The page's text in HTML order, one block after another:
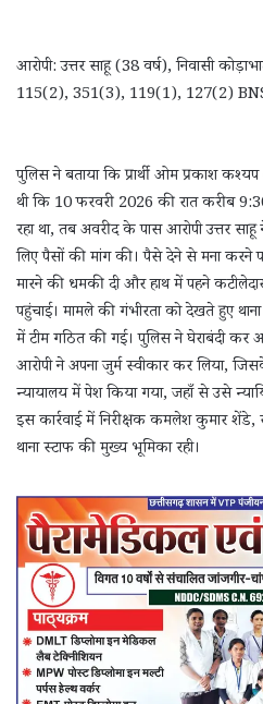
आरोपी: उत्तर साहू (38 वर्ष), निवासी
115(2), 351(3), 119(1), 127(2)
पुलिस ने बताया कि प्रार्थी ओम प्रकाश कश्यप
थी कि 10 फरवरी 2026 की रात करीब
रहा था, तब अवरीद के पास आरोपी उत्तर
लिए पैसों की मांग की। पैसे देने से मना करने
मारने की धमकी दी और हाथ में पहने
पहुंचाई। मामले की गंभीरता को देखते हुए
में टीम गठित की गई। पुलिस ने घेराबंदी कर
आरोपी ने अपना जुर्म स्वीकार कर लिया,
न्यायालय में पेश किया गया, जहाँ से उसे
इस कार्रवाई में निरीक्षक कमलेश कुमार
थाना स्टाफ की मुख्य भूमिका रही।